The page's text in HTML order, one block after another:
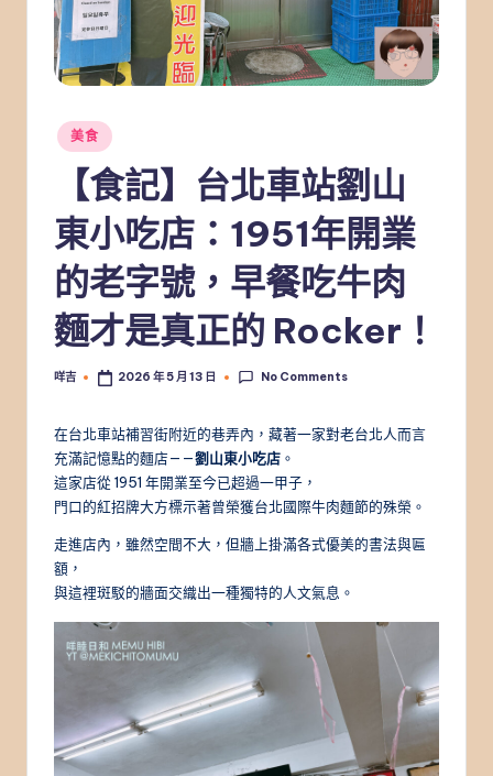
Posted
in
美食
【食記】台北車站劉山
東小吃店：1951年開業
的老字號，早餐吃牛肉
麵才是真正的 Rocker！
Posted
咩吉 2026 年 5 月 13 日 No Comments
在台北車站補習街附近的巷弄內，藏著一家對老台北人而言
充滿記憶點的麵店——劉山東小吃店 。
這家店從 1951 年開業至今已超過一甲子，
門口的紅招牌大方標示著曾榮獲台北國際牛肉麵節的殊榮。
走進店內，雖然空間不大，但牆上掛滿各式優美的書法與匾
額，
與這裡斑駁的牆面交織出一種獨特的人文氣息。